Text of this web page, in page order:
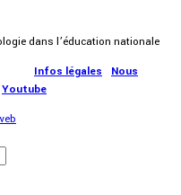
dans l’éducation nationale
Infos légales
Nous
Youtube